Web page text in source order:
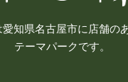
愛知県名古屋市に店舗の
テーマパークです。